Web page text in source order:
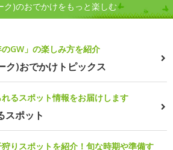
ク)のおでかけをもっと楽しむ
GW」の楽しみ方を紹介
ク)おでかけトピックス
るスポット情報をお届けします
スポット
りスポットを紹介！旬な時期や準備す